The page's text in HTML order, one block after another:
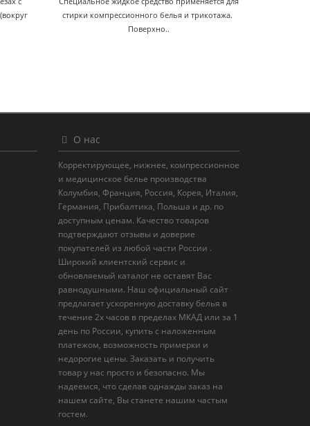
стирки компрессионного белья и трикотажа.
Поверхно..
О нас
Корректирующее, нижнее, компрессионное
и медицинское белье производства
Колумбия, Франция, Россия, Корея, Италия,
Германия, Прибалтика, Польша и др. по
доступным ценам. Качество товаров
подтверждают отзывы и доверие
покупателей из любой части России .
Широкий клиентский сервис и
обновляемый каталог не оставят Вас
равнодушными. Наш официальный сайт
предлагает ускоренную доставку белья в
течение 2х часов в пределах МКАД или за 1
день по России, купить с наложенным
платежом, возможность примерки и
недорогие цены. Заказать и получить
товар у нас просто и безопасно. Мы
надеемся, что сделав однажды заказ на
нашем сайте, Вы станете нашим частым
гостем.